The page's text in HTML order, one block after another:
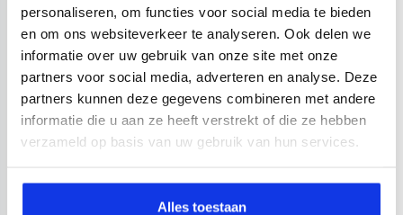
personaliseren, om functies voor social media te bieden
en om ons websiteverkeer te analyseren. Ook delen we
informatie over uw gebruik van onze site met onze
partners voor social media, adverteren en analyse. Deze
partners kunnen deze gegevens combineren met andere
informatie die u aan ze heeft verstrekt of die ze hebben
verzameld op basis van uw gebruik van hun services.
Alles toestaan
Audi e-tron
55 quattro Advanced 95 kWh
34.998 km 437 km actieradius
Elektrisch
electronic climate controle
elektrisch glazen panorama-dak
Kopen
36.895,-
Private lease
793,- p.m.